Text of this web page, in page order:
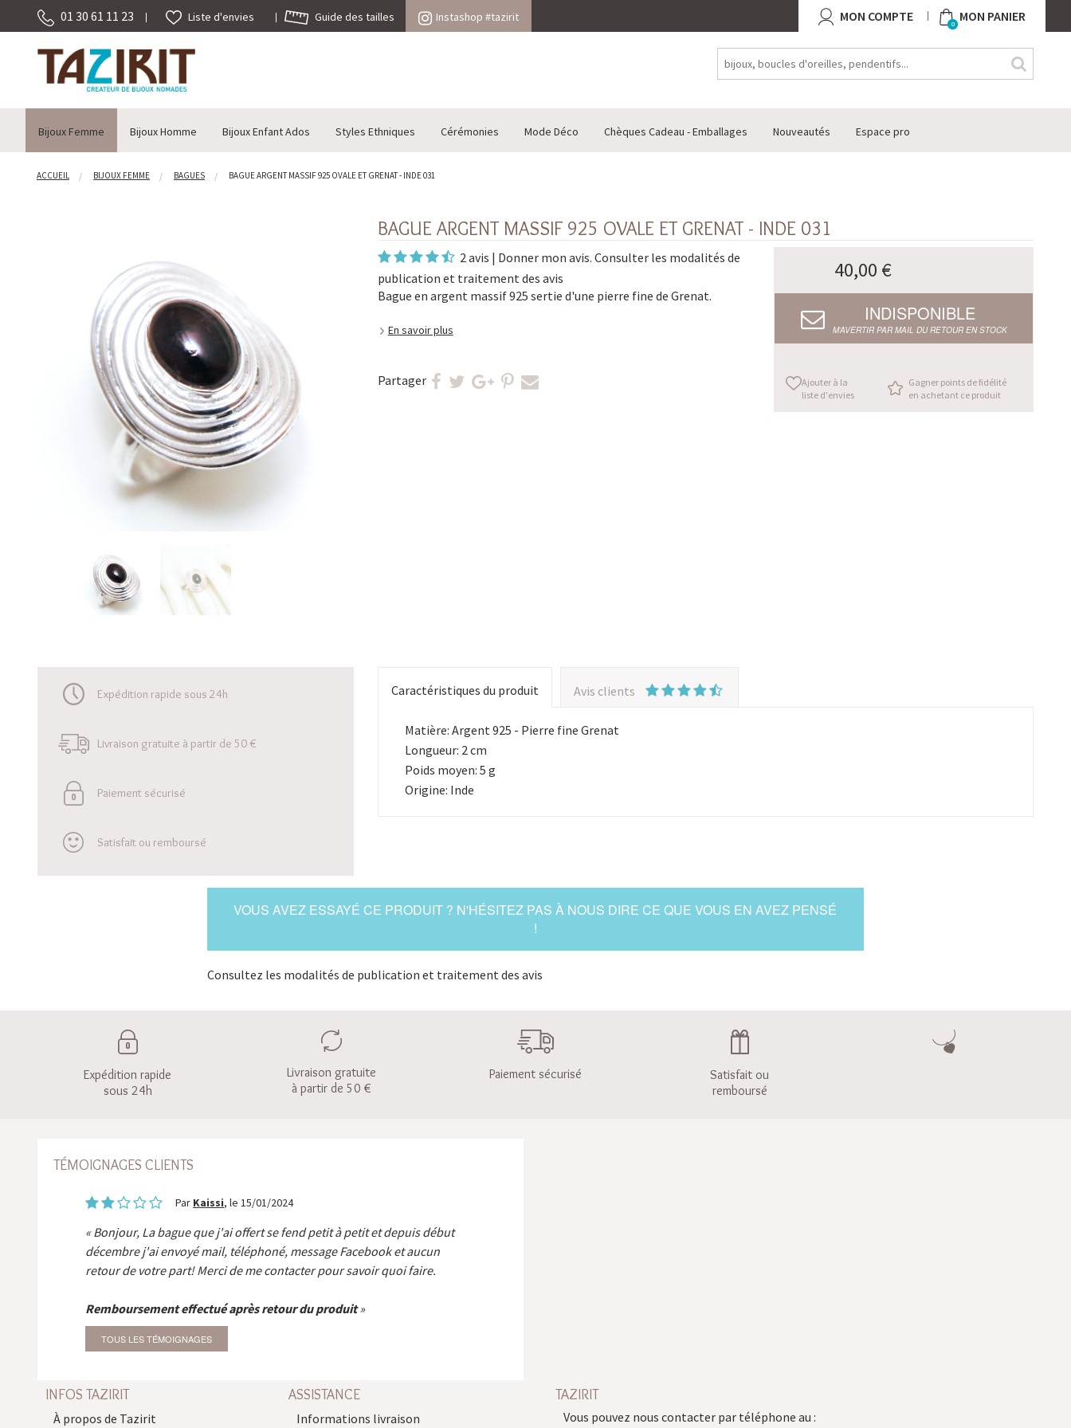
01 30 61 11 23 Liste d'envies Guide des tailles Instashop #tazirit MON COMPTE 0 MON PANIER
Bijoux Femme Bijoux Homme Bijoux Enfant Ados Styles Ethniques Cérémonies Mode Déco Chèques Cadeau - Emballages Nouveautés Espace pro
ACCUEIL BIJOUX FEMME BAGUES BAGUE ARGENT MASSIF 925 OVALE ET GRENAT - INDE 031
BAGUE ARGENT MASSIF 925 OVALE ET GRENAT - INDE 031
2 avis | Donner mon avis. Consulter les modalités de
publication et traitement des avis
Bague en argent massif 925 sertie d'une pierre fine de Grenat.
En savoir plus
Partager
40,00 €
INDISPONIBLE
M’AVERTIR PAR MAIL DU RETOUR EN STOCK
Ajouter à la
liste d'envies
Gagner points de fidélité
en achetant ce produit
Expédition rapide sous 24h
Livraison gratuite à partir de 50 €
Paiement sécurisé
Satisfait ou remboursé
Caractéristiques du produit Avis clients
Matière: Argent 925 - Pierre fine Grenat
Longueur: 2 cm
Poids moyen: 5 g
Origine: Inde
VOUS AVEZ ESSAYÉ CE PRODUIT ? N'HÉSITEZ PAS À NOUS DIRE CE QUE VOUS EN AVEZ PENSÉ
!
Consultez les modalités de publication et traitement des avis
Expédition rapide
sous 24h
Livraison gratuite
à partir de 50 €
Paiement sécurisé
Satisfait ou
remboursé
TÉMOIGNAGES CLIENTS
Par Kaissi, le 15/01/2024
Bonjour, La bague que j'ai offert se fend petit à petit et depuis début
décembre j'ai envoyé mail, téléphoné, message Facebook et aucun
retour de votre part! Merci de me contacter pour savoir quoi faire.
Remboursement effectué après retour du produit
TOUS LES TÉMOIGNAGES
INFOS TAZIRIT
À propos de Tazirit
ASSISTANCE
Informations livraison
TAZIRIT
Vous pouvez nous contacter par téléphone au :